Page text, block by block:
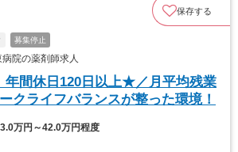
保存する
募集停止
院の薬剤師求人
年間休日120日以上★／月平均残業
クライフバランスが整った環境！
万円～42.0万円程度